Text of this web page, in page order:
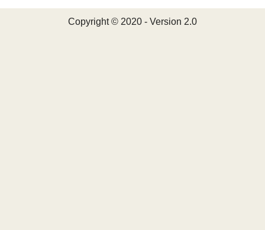
Copyright © 2020 - Version 2.0